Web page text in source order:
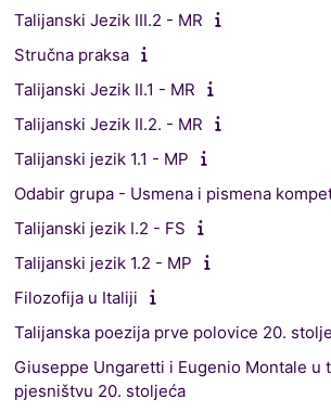
Talijanski Jezik III.2 - MR
Stručna praksa
Talijanski Jezik II.1 - MR
Talijanski Jezik II.2. - MR
Talijanski jezik 1.1 - MP
Odabir grupa - Usmena i pismena
Talijanski jezik I.2 - FS
Talijanski jezik 1.2 - MP
Filozofija u Italiji
Talijanska poezija prve polovice 20.
Giuseppe Ungaretti i Eugenio Montale u
pjesništvu 20. stoljeća